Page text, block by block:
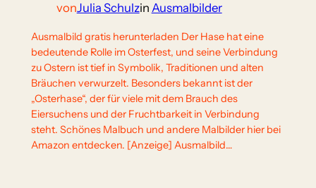
vonJulia Schulzin Ausmalbilder
Ausmalbild gratis herunterladen Der Hase hat eine
bedeutende Rolle im Osterfest, und seine Verbindung
zu Ostern ist tief in Symbolik, Traditionen und alten
Bräuchen verwurzelt. Besonders bekannt ist der
„Osterhase“, der für viele mit dem Brauch des
Eiersuchens und der Fruchtbarkeit in Verbindung
steht. Schönes Malbuch und andere Malbilder hier bei
Amazon entdecken. [Anzeige] Ausmalbild…